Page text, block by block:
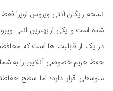
نسخه رایگان آنتی ویروس اویرا
در یک از قابلیت ها است که
حفظ حریم خصوصی آنلاین را به شما
متوسطی قرار دارد؛ اما سطح